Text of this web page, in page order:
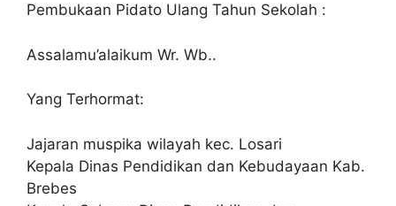
Pembukaan Pidato Ulang Tahun Sekolah :
Assalamu’alaikum Wr. Wb..
Yang Terhormat:
Jajaran muspika wilayah kec. Losari
Kepala Dinas Pendidikan dan Kebudayaan Kab.
Brebes